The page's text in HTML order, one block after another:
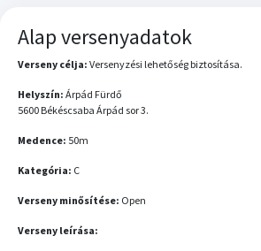
Alap versenyadatok
Verseny célja: Versenyzési lehetőség biztosítása.
Helyszín: Árpád Fürdő
5600 Békéscsaba Árpád sor 3.
Medence: 50m
Kategória: C
Verseny minősítése: Open
Verseny leírása: